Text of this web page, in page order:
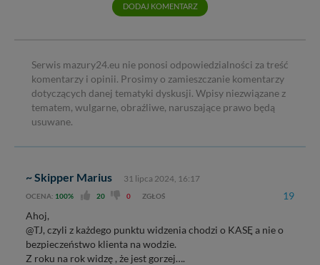
DODAJ KOMENTARZ
Serwis mazury24.eu nie ponosi odpowiedzialności za treść
komentarzy i opinii. Prosimy o zamieszczanie komentarzy
dotyczących danej tematyki dyskusji. Wpisy niezwiązane z
tematem, wulgarne, obraźliwe, naruszające prawo będą
usuwane.
~ Skipper Marius 31 lipca 2024, 16:17
OCENA: 100% 20 0 ZGŁOŚ 19
Ahoj,
@TJ, czyli z każdego punktu widzenia chodzi o KASĘ a nie o
bezpieczeństwo klienta na wodzie.
Z roku na rok widzę , że jest gorzej….